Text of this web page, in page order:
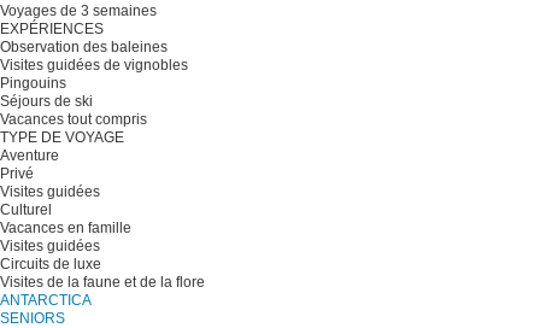
Voyages de 3 semaines
EXPÉRIENCES
Observation des baleines
Visites guidées de vignobles
Pingouins
Séjours de ski
Vacances tout compris
TYPE DE VOYAGE
Aventure
Privé
Visites guidées
Culturel
Vacances en famille
Visites guidées
Circuits de luxe
Visites de la faune et de la flore
ANTARCTICA
SENIORS